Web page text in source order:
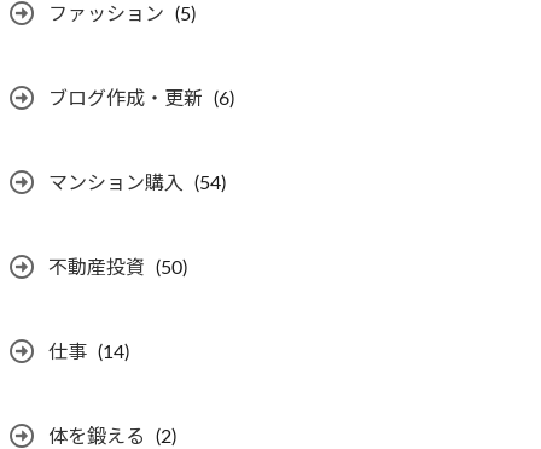
ファッション (5)
ブログ作成・更新 (6)
マンション購入 (54)
不動産投資 (50)
仕事 (14)
体を鍛える (2)